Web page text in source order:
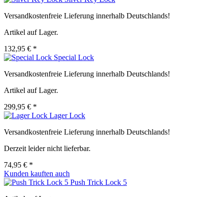
Versandkostenfreie Lieferung innerhalb Deutschlands!
Artikel auf Lager.
132,95 € *
Special Lock
Versandkostenfreie Lieferung innerhalb Deutschlands!
Artikel auf Lager.
299,95 € *
Lager Lock
Versandkostenfreie Lieferung innerhalb Deutschlands!
Derzeit leider nicht lieferbar.
74,95 € *
Kunden kauften auch
Push Trick Lock 5